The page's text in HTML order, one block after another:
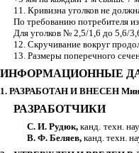
11. Кривизна уголков не
По требованию потребителя
Для уголков № 2,5/1,6 до 5,6/
12. Скручивание вокруг
13. Размеры поперечного
ИНФОРМАЦИОННЫЕ
1. РАЗРАБОТАН И ВНЕСЕН
РАЗРАБОТЧИКИ
С. И. Рудюк, канд. техн.
В. Ф. Беляев,канд. техн.